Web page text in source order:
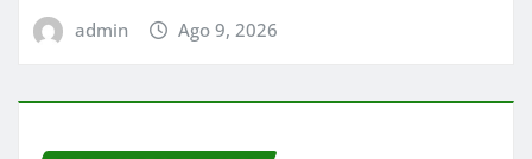
admin Ago 9, 2026